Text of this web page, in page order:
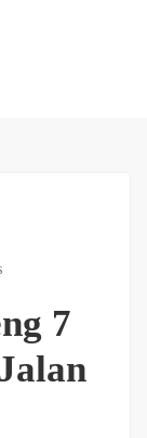
7